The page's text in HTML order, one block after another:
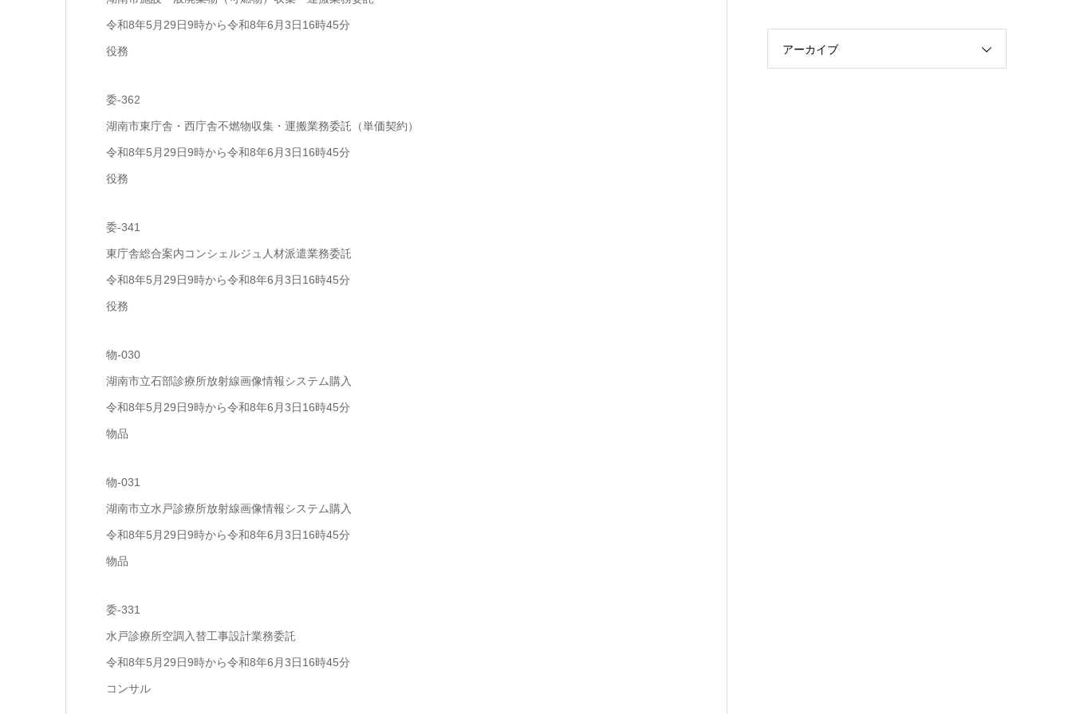
令和8年5月29日9時から令和8年6月3日16時45分
役務
委-362
湖南市東庁舎・西庁舎不燃物収集・運搬業務委託（単価契約）
令和8年5月29日9時から令和8年6月3日16時45分
役務
委-341
東庁舎総合案内コンシェルジュ人材派遣業務委託
令和8年5月29日9時から令和8年6月3日16時45分
役務
物-030
湖南市立石部診療所放射線画像情報システム購入
令和8年5月29日9時から令和8年6月3日16時45分
物品
物-031
湖南市立水戸診療所放射線画像情報システム購入
令和8年5月29日9時から令和8年6月3日16時45分
物品
委-331
水戸診療所空調入替工事設計業務委託
令和8年5月29日9時から令和8年6月3日16時45分
コンサル
アーカイブ